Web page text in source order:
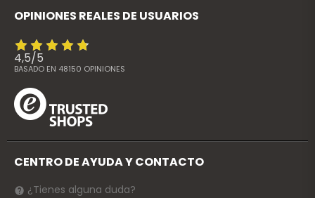
OPINIONES REALES DE USUARIOS
4,5/5
BASADO EN 48150 OPINIONES
CENTRO DE AYUDA Y CONTACTO
¿Tienes alguna duda?